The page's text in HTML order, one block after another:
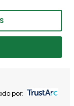
por: